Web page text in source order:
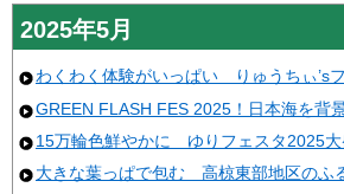
2025年5月
わくわく体験がいっぱい りゅうちぃ’s
GREEN FLASH FES 2025！日本海を背
15万輪色鮮やかに ゆりフェスタ2025大
大きな葉っぱで包む 高椋東部地区のふ